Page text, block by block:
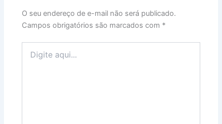
O seu endereço de e-mail não será publicado.
Campos obrigatórios são marcados com *
aqui...